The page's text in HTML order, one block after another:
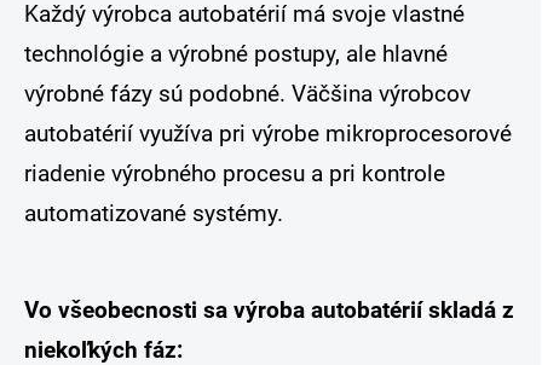
Každý výrobca autobatérií má svoje vlastné
technológie a výrobné postupy, ale hlavné
výrobné fázy sú podobné. Väčšina výrobcov
autobatérií využíva pri výrobe mikroprocesorové
riadenie výrobného procesu a pri kontrole
automatizované systémy.
Vo všeobecnosti sa výroba autobatérií skladá z
niekoľkých fáz: